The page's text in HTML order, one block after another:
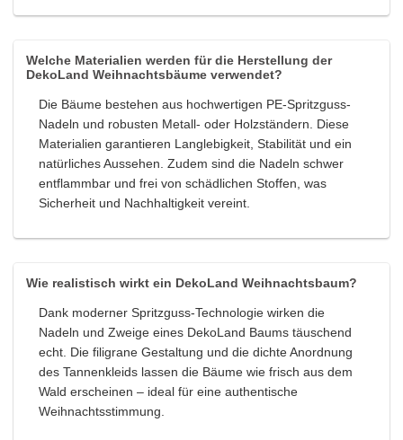
Welche Materialien werden für die Herstellung der
DekoLand Weihnachtsbäume verwendet?
Die Bäume bestehen aus hochwertigen PE-Spritzguss-
Nadeln und robusten Metall- oder Holzständern. Diese
Materialien garantieren Langlebigkeit, Stabilität und ein
natürliches Aussehen. Zudem sind die Nadeln schwer
entflammbar und frei von schädlichen Stoffen, was
Sicherheit und Nachhaltigkeit vereint.
Wie realistisch wirkt ein DekoLand Weihnachtsbaum?
Dank moderner Spritzguss-Technologie wirken die
Nadeln und Zweige eines DekoLand Baums täuschend
echt. Die filigrane Gestaltung und die dichte Anordnung
des Tannenkleids lassen die Bäume wie frisch aus dem
Wald erscheinen – ideal für eine authentische
Weihnachtsstimmung.